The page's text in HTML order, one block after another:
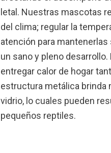
letal. Nuestras mascotas
del clima; regular la
atención para
un sano y pleno
entregar calor de hogar
estructura metálica brinda
vidrio, lo cuales pueden
pequeños reptiles.